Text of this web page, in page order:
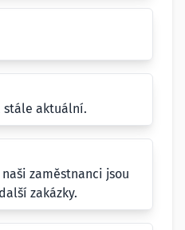
stále aktuální.
zaměstnanci jsou
zakázky.